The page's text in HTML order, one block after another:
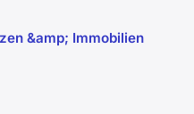
&amp; Immobilien